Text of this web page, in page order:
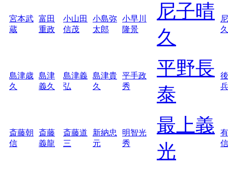
宮本武
蔵
富田
重政
小山田
信茂
小島弥
太郎
小早川
隆景
尼子晴
久
久
島津歳
久
島津
義久
島津義
弘
島津貴
久
平手政
秀
平野長
泰
斎藤朝
信
斎藤
義龍
斎藤道
三
新納忠
元
明智光
秀
最上義
光
信